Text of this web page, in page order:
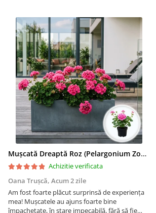
Mușcată Dreaptă Roz (Pelargonium Zonale)
Achizitie verificata
Oana Trușcă, Acum 2 zile
Am fost foarte plăcut surprinsă de experiența
mea! Mușcatele au ajuns foarte bine
împachetate, în stare impecabilă, fără să fie